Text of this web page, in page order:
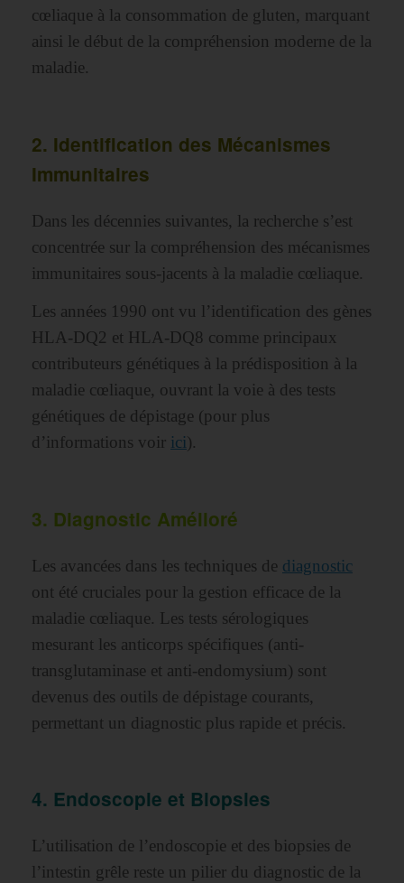
cœliaque à la consommation de gluten, marquant
ainsi le début de la compréhension moderne de la
maladie.
2. Identification des Mécanismes
Immunitaires
Dans les décennies suivantes, la recherche s’est
concentrée sur la compréhension des mécanismes
immunitaires sous-jacents à la maladie cœliaque.
Les années 1990 ont vu l’identification des gènes
HLA-DQ2 et HLA-DQ8 comme principaux
contributeurs génétiques à la prédisposition à la
maladie cœliaque, ouvrant la voie à des tests
génétiques de dépistage (pour plus
d’informations voir ici ).
3. Diagnostic Amélioré
Les avancées dans les techniques de diagnostic
ont été cruciales pour la gestion efficace de la
maladie cœliaque. Les tests sérologiques
mesurant les anticorps spécifiques (anti-
transglutaminase et anti-endomysium) sont
devenus des outils de dépistage courants,
permettant un diagnostic plus rapide et précis.
4. Endoscopie et Biopsies
L’utilisation de l’endoscopie et des biopsies de
l’intestin grêle reste un pilier du diagnostic de la